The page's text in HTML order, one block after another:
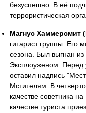
безуспешно. В её
террористическая
Магнус Хаммерсмит
гитарист группы. Его
сезона. Был выгнан
Эксплоуженом. Перед
оставил надпись
Мстителям. В
качестве советника
качестве туриста